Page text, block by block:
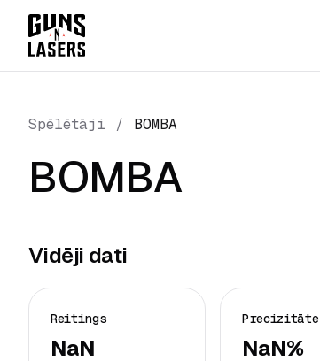
Spēlētāji / BOMBA
BOMBA
Vidēji dati
Reitings
NaN
Precizitāte
NaN%